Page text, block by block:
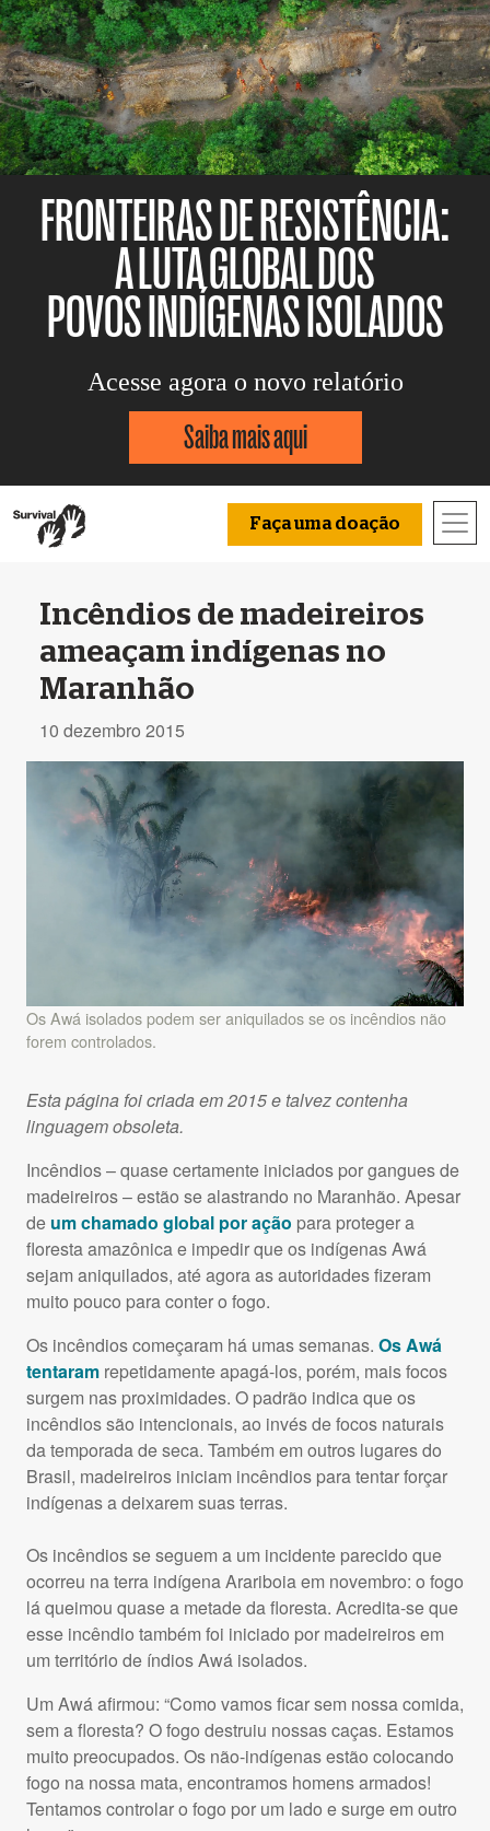
FRONTEIRAS DE RESISTÊNCIA:
A LUTA GLOBAL DOS
POVOS INDÍGENAS ISOLADOS
Acesse agora o novo relatório
Saiba mais aqui
Faça uma doação
Incêndios de madeireiros
ameaçam indígenas no
Maranhão
10 dezembro 2015
Os Awá isolados podem ser aniquilados se os incêndios não
forem controlados.
Esta página foi criada em 2015 e talvez contenha
linguagem obsoleta.
Incêndios – quase certamente iniciados por gangues de
madeireiros – estão se alastrando no Maranhão. Apesar
de um chamado global por ação para proteger a
floresta amazônica e impedir que os indígenas Awá
sejam aniquilados, até agora as autoridades fizeram
muito pouco para conter o fogo.
Os incêndios começaram há umas semanas. Os Awá
tentaram repetidamente apagá-los, porém, mais focos
surgem nas proximidades. O padrão indica que os
incêndios são intencionais, ao invés de focos naturais
da temporada de seca. Também em outros lugares do
Brasil, madeireiros iniciam incêndios para tentar forçar
indígenas a deixarem suas terras.
Os incêndios se seguem a um incidente parecido que
ocorreu na terra indígena Arariboia em novembro: o fogo
lá queimou quase a metade da floresta. Acredita-se que
esse incêndio também foi iniciado por madeireiros em
um território de índios Awá isolados.
Um Awá afirmou: “Como vamos ficar sem nossa comida,
sem a floresta? O fogo destruiu nossas caças. Estamos
muito preocupados. Os não-indígenas estão colocando
fogo na nossa mata, encontramos homens armados!
Tentamos controlar o fogo por um lado e surge em outro